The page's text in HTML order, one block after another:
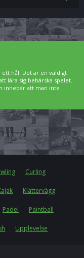
hål. Det är en väldigt
lära sig behärska spelet.
innebär att man inte
Curling
Klättervägg
Padel Paintball
Upplevelse